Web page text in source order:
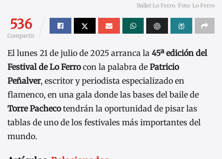
Ballet Lo Ferro. Foto: Lo Ferro
536
Compartir
El lunes 21 de julio de 2025 arranca la 45ª edición del
Festival de Lo Ferrocon la palabra de Patricio
Peñalver, escritor y periodista especializado en
flamenco, en una gala donde las bases del baile de
Torre Pachecotendrán la oportunidad de pisar las
tablas de uno de los festivales más importantes del
mundo.